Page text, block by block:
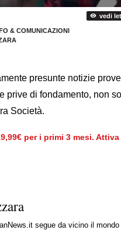
vedi
& COMUNICAZIONI
presunte notizie
prive di fondamento, non
Società.
per i primi 3 mesi.
segue da vicino il